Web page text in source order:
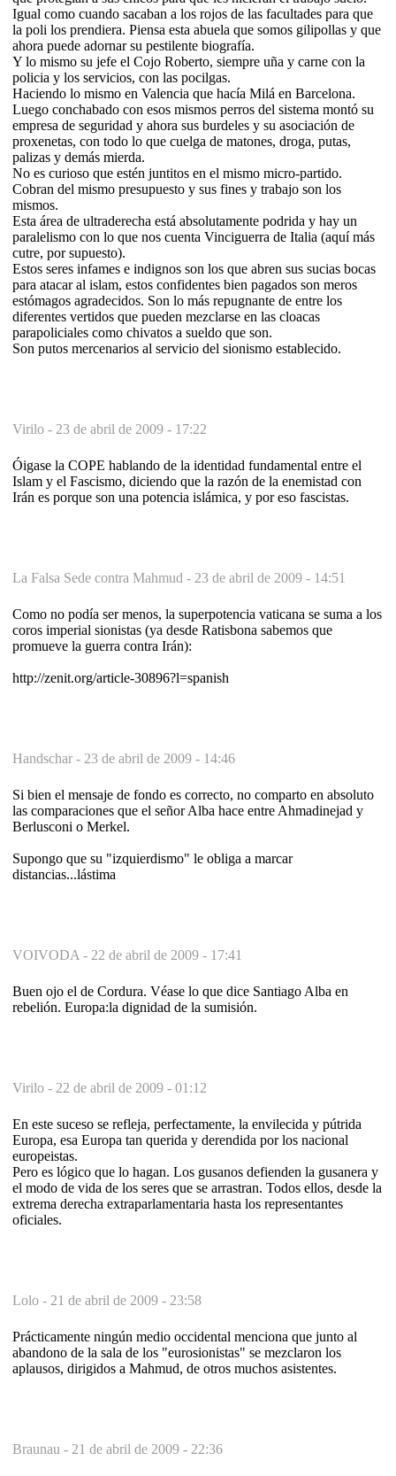
Igual como cuando sacaban a los rojos de las facultades para que
la poli los prendiera. Piensa esta abuela que somos gilipollas y que
ahora puede adornar su pestilente biografía.
Y lo mismo su jefe el Cojo Roberto, siempre uña y carne con la
policia y los servicios, con las pocilgas.
Haciendo lo mismo en Valencia que hacía Milá en Barcelona.
Luego conchabado con esos mismos perros del sistema montó su
empresa de seguridad y ahora sus burdeles y su asociación de
proxenetas, con todo lo que cuelga de matones, droga, putas,
palizas y demás mierda.
No es curioso que estén juntitos en el mismo micro-partido.
Cobran del mismo presupuesto y sus fines y trabajo son los
mismos.
Esta área de ultraderecha está absolutamente podrida y hay un
paralelismo con lo que nos cuenta Vinciguerra de Italia (aquí más
cutre, por supuesto).
Estos seres infames e indignos son los que abren sus sucias bocas
para atacar al islam, estos confidentes bien pagados son meros
estómagos agradecidos. Son lo más repugnante de entre los
diferentes vertidos que pueden mezclarse en las cloacas
parapoliciales como chivatos a sueldo que son.
Son putos mercenarios al servicio del sionismo establecido.
Virilo - 23 de abril de 2009 - 17:22
Óigase la COPE hablando de la identidad fundamental entre el
Islam y el Fascismo, diciendo que la razón de la enemistad con
Irán es porque son una potencia islámica, y por eso fascistas.
La Falsa Sede contra Mahmud - 23 de abril de 2009 - 14:51
Como no podía ser menos, la superpotencia vaticana se suma a los
coros imperial sionistas (ya desde Ratisbona sabemos que
promueve la guerra contra Irán):
http://zenit.org/article-30896?l=spanish
Handschar - 23 de abril de 2009 - 14:46
Si bien el mensaje de fondo es correcto, no comparto en absoluto
las comparaciones que el señor Alba hace entre Ahmadinejad y
Berlusconi o Merkel.
Supongo que su "izquierdismo" le obliga a marcar
distancias...lástima
VOIVODA - 22 de abril de 2009 - 17:41
Buen ojo el de Cordura. Véase lo que dice Santiago Alba en
rebelión. Europa:la dignidad de la sumisión.
Virilo - 22 de abril de 2009 - 01:12
En este suceso se refleja, perfectamente, la envilecida y pútrida
Europa, esa Europa tan querida y derendida por los nacional
europeistas.
Pero es lógico que lo hagan. Los gusanos defienden la gusanera y
el modo de vida de los seres que se arrastran. Todos ellos, desde la
extrema derecha extraparlamentaria hasta los representantes
oficiales.
Lolo - 21 de abril de 2009 - 23:58
Prácticamente ningún medio occidental menciona que junto al
abandono de la sala de los "eurosionistas" se mezclaron los
aplausos, dirigidos a Mahmud, de otros muchos asistentes.
Braunau - 21 de abril de 2009 - 22:36